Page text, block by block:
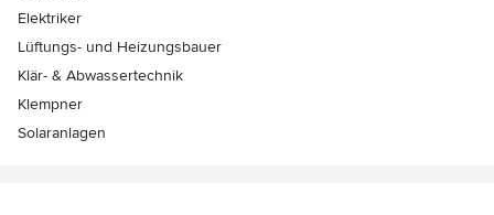
Elektriker
Lüftungs- und Heizungsbauer
Klär- & Abwassertechnik
Klempner
Solaranlagen